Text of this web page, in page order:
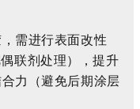
需进行表面改性
联剂处理），提升
力（避免后期涂层